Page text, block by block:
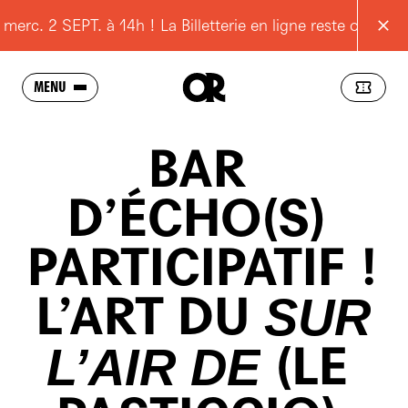
MENU
SAISON
L'OPÉRA
SCOLAIRES
JEUNES
POUR TOUS
RESSOURCES
PRATIQUE
BAR
D’ÉCHO(S)
PARTICIPATIF !
L’ART DU SUR
L’AIR DE (LE
2 SEPT. à 14h ! La Billetterie en ligne reste ouverte